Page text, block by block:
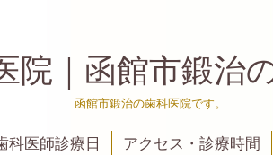
院｜函館市鍛治
函館市鍛治の歯科医院です。
科医師診療日 アクセス・診療時間